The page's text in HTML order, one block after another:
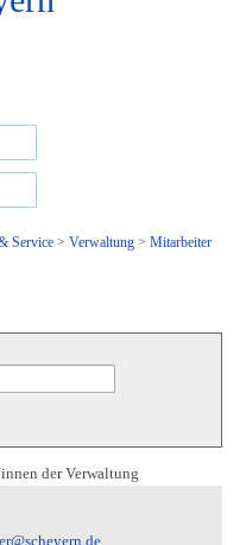
springen.
Service> Verwaltung> Mitarbeiter
der Verwaltung